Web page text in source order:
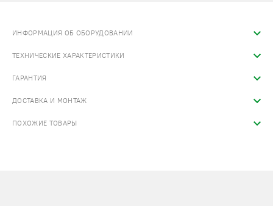
ИНФОРМАЦИЯ ОБ ОБОРУДОВАНИИ
ТЕХНИЧЕСКИЕ ХАРАКТЕРИСТИКИ
ГАРАНТИЯ
ДОСТАВКА И МОНТАЖ
ПОХОЖИЕ ТОВАРЫ